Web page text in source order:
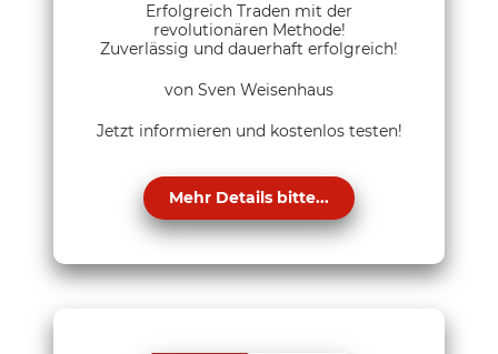
Erfolgreich Traden mit der
revolutionären Methode!
Zuverlässig und dauerhaft erfolgreich!
von Sven Weisenhaus
Jetzt informieren und kostenlos testen!
Mehr Details bitte...